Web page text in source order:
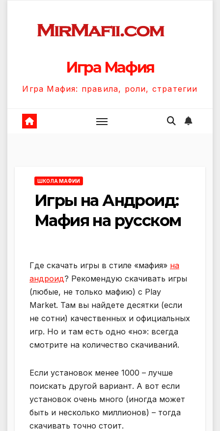
содержанию
Игра Мафия
Игра Мафия: правила, роли, стратегии
ШКОЛА МАФИИ
Игры на Андроид:
Мафия на русском
Где скачать игры в стиле «мафия» на
андроид? Рекомендую скачивать игры
(любые, не только мафию) с Play
Market. Там вы найдете десятки (если
не сотни) качественных и официальных
игр. Но и там есть одно «но»: всегда
смотрите на количество скачиваний.
Если установок менее 1000 – лучше
поискать другой вариант. А вот если
установок очень много (иногда может
быть и несколько миллионов) – тогда
скачивать точно стоит.